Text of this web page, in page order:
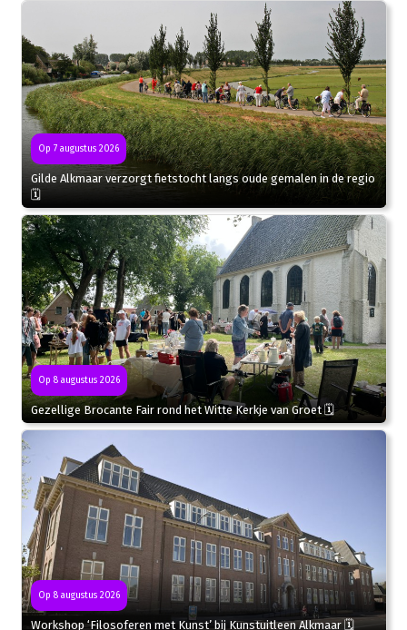
Op 7 augustus 2026
Gilde Alkmaar verzorgt fietstocht langs oude gemalen in de regio
🗓
Op 8 augustus 2026
Gezellige Brocante Fair rond het Witte Kerkje van Groet 🗓
Op 8 augustus 2026
Workshop ‘Filosoferen met Kunst’ bij Kunstuitleen Alkmaar 🗓